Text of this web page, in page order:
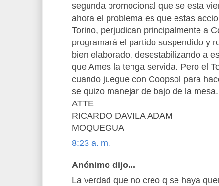
segunda promocional que se esta
ahora el problema es que estas
Torino, perjudican principalmente a
programará el partido suspendido y
bien elaborado, desestabilizando a
que Ames la tenga servida. Pero el
cuando juegue con Coopsol para
se quizo manejar de bajo de la mesa.
ATTE
RICARDO DAVILA ADAM
MOQUEGUA
8:23 a. m.
Anónimo dijo...
La verdad que no creo q se haya